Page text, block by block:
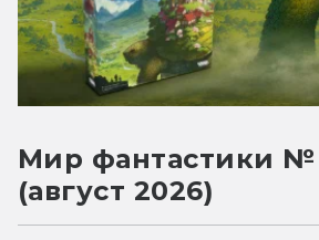
Мир фантастики №
(август 2026)